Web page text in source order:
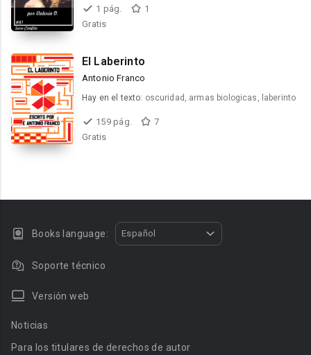
1 pág.
1
Gratis
El Laberinto
Antonio Franco
Hay en el texto: oscuridad, armas biologicas, laberinto
159 pág.
7
Gratis
Books language: Español
Soporte técnico
Versión web
Noticias
Para los titulares de derechos de autor